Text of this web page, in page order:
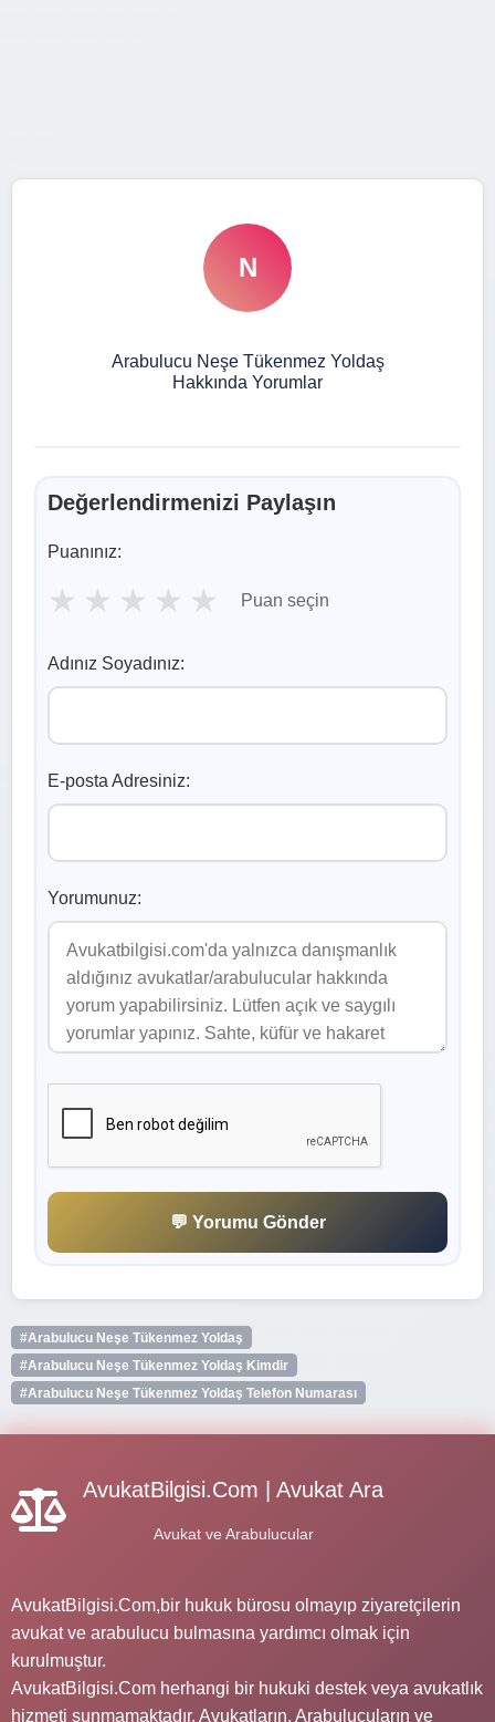
N
Arabulucu Neşe Tükenmez Yoldaş
Hakkında Yorumlar
Değerlendirmenizi Paylaşın
Puanınız:
★ ★ ★ ★ ★ Puan seçin
Adınız Soyadınız:
E-posta Adresiniz:
Yorumunuz:
💬 Yorumu Gönder
#Arabulucu Neşe Tükenmez Yoldaş
#Arabulucu Neşe Tükenmez Yoldaş Kimdir
#Arabulucu Neşe Tükenmez Yoldaş Telefon Numarası
AvukatBilgisi.Com | Avukat Ara
Avukat ve Arabulucular
AvukatBilgisi.Com,bir hukuk bürosu olmayıp ziyaretçilerin
avukat ve arabulucu bulmasına yardımcı olmak için
kurulmuştur.
AvukatBilgisi.Com herhangi bir hukuki destek veya avukatlık
hizmeti sunmamaktadır. Avukatların, Arabulucuların ve